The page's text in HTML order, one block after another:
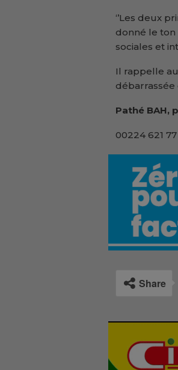
‘’Les deux
donné le ton
sociales et
Il rappelle
débarrassée
Pathé BAH,
00224 621
Share